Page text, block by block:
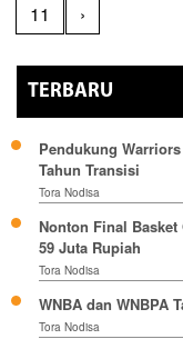
11
›
TERBARU
Pendukung
Tahun Transisi
Tora Nodisa
Nonton Final
59 Juta Rupiah
Tora Nodisa
WNBA dan WNBPA
Tora Nodisa